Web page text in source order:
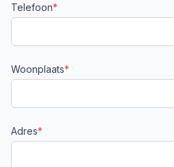
Telefoon*
Woonplaats*
Adres*